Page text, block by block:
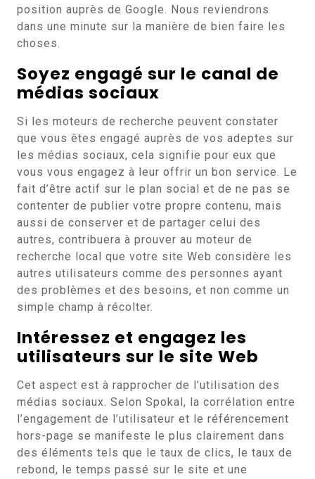
position auprès de Google. Nous reviendrons
dans une minute sur la manière de bien faire les
choses.
Soyez engagé sur le canal de
médias sociaux
Si les moteurs de recherche peuvent constater
que vous êtes engagé auprès de vos adeptes sur
les médias sociaux, cela signifie pour eux que
vous vous engagez à leur offrir un bon service. Le
fait d’être actif sur le plan social et de ne pas se
contenter de publier votre propre contenu, mais
aussi de conserver et de partager celui des
autres, contribuera à prouver au moteur de
recherche local que votre site Web considère les
autres utilisateurs comme des personnes ayant
des problèmes et des besoins, et non comme un
simple champ à récolter.
Intéressez et engagez les
utilisateurs sur le site Web
Cet aspect est à rapprocher de l’utilisation des
médias sociaux. Selon Spokal, la corrélation entre
l’engagement de l’utilisateur et le référencement
hors-page se manifeste le plus clairement dans
des éléments tels que le taux de clics, le taux de
rebond, le temps passé sur le site et une